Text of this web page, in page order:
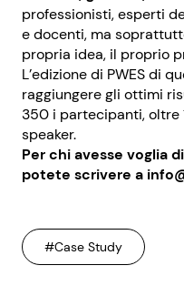
professionisti, esperti
e docenti, ma
propria idea, il proprio
L’edizione di PWES di
raggiungere gli ottimi
350 i partecipanti, oltre
speaker.
Per chi avesse voglia
potete scrivere a
#Case Study